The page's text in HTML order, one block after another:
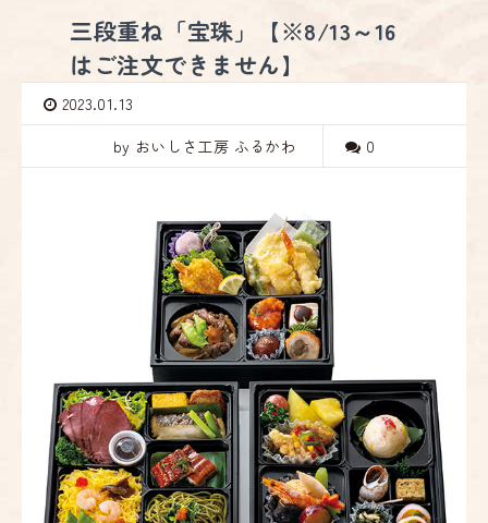
三段重ね「宝珠」【※8/13～16
はご注文できません】
2023.01.13
by おいしさ工房 ふるかわ
0